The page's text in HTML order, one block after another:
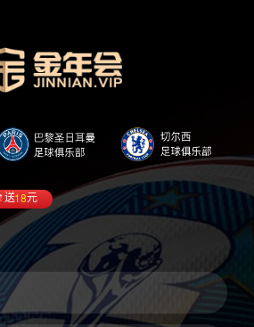
送18元